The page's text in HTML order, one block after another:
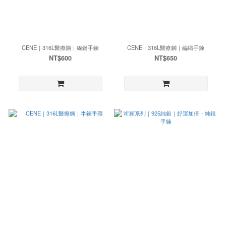
CENE｜316L醫療鋼｜線鏈手鍊
NT$600
CENE｜316L醫療鋼｜編織手鍊
NT$650